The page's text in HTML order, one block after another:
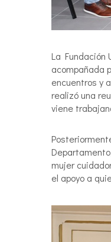
La Fundación
acompañada
encuentros y
realizó una
viene
mujer
el apoyo a